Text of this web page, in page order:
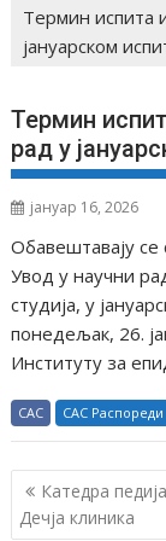
Термин испита
јануарском
Термин
рад у
јануар 16, 2026
Обавештавају
Увод у научни
студија, у
понедељак, 26.
Институту за
САС САС Распореди
К
р
Катедра
Дечја клиника